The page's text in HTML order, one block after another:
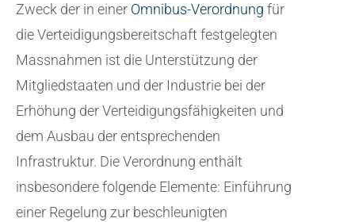
Zweck der in einer Omnibus-Verordnung für
die Verteidigungsbereitschaft festgelegten
Massnahmen ist die Unterstützung der
Mitgliedstaaten und der Industrie bei der
Erhöhung der Verteidigungsfähigkeiten und
dem Ausbau der entsprechenden
Infrastruktur. Die Verordnung enthält
insbesondere folgende Elemente: Einführung
einer Regelung zur beschleunigten